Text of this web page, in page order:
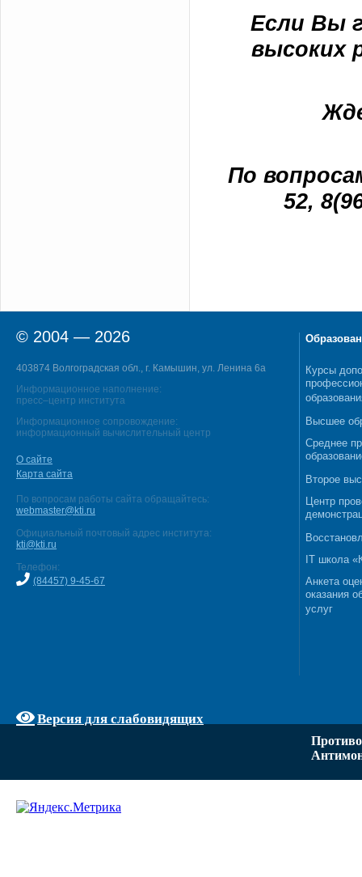
Если Вы
высоких
По
52,
© 2004 — 2026
403874 Волгоградская обл., г. Камышин, ул. Ленина 6а
Информационное наполнение:
пресс–центр института
Информационное сопровождение:
информационный вычислительный центр
О сайте
Карта сайта
По вопросам работы сайта обращайтесь:
webmaster@kti.ru
Официальный почтовый адрес института:
kti@kti.ru
Телефон:
(84457) 9-45-67
Версия для слабовидящих
Курсы
Высшее
Среднее
Второе
Центр
IT школа
Анкета
оказания
услуг